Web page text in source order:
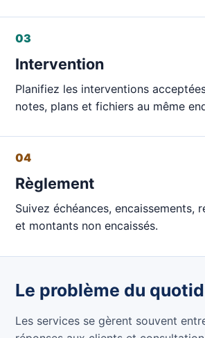
03
Intervention
Planifiez les interventions
notes, plans et fichiers au même
04
Règlement
Suivez échéances, encaissements,
et montants non encaissés.
Le problème du
Les services se gèrent souvent